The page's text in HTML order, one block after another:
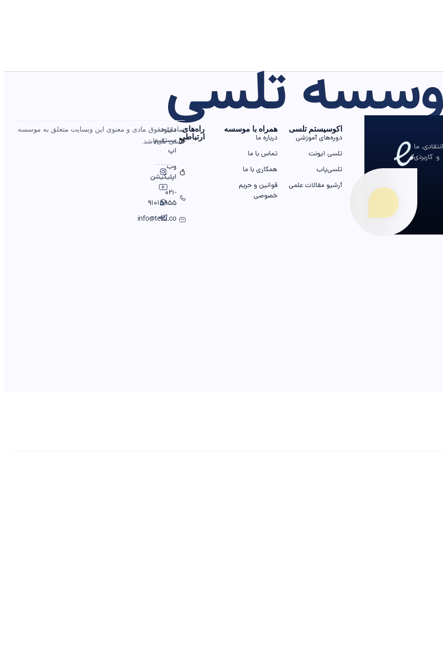
ما
کاربردی
اکوسیستم تلسی
دوره‌های آموزشی
تلسی ایونت
تلسی‌پاب
آرشیو مقالات علمی
همراه با موسسه
درباره ما
تماس با ما
همکاری با ما
قوانین و حریم
خصوصی
را‌ه‌های
ارتباطی
دانلود
مستقیم
اپ
وب
اپلیکیشن
021-
91015955
info@telsi.co
تمامی حقوق مادی و معنوی این وبسایت متعلق به موسسه
تلسی می‌باشد.